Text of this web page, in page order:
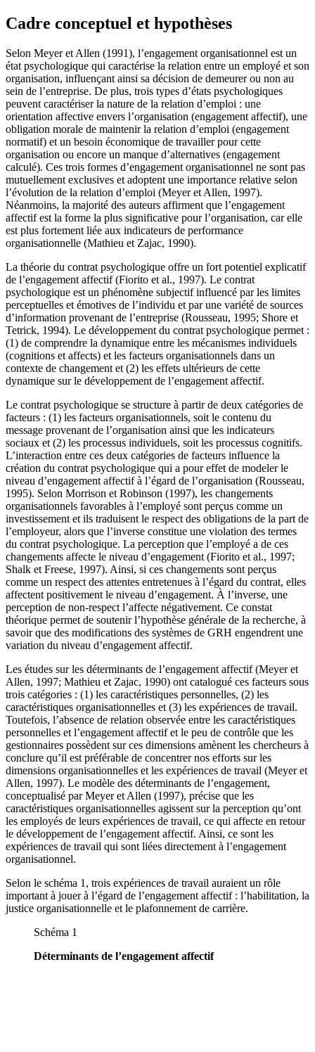
Cadre conceptuel et hypothèses
Selon Meyer et Allen (1991), l’engagement organisationnel est un
état psychologique qui caractérise la relation entre un employé et son
organisation, influençant ainsi sa décision de demeurer ou non au
sein de l’entreprise. De plus, trois types d’états psychologiques
peuvent caractériser la nature de la relation d’emploi : une
orientation affective envers l’organisation (engagement affectif), une
obligation morale de maintenir la relation d’emploi (engagement
normatif) et un besoin économique de travailler pour cette
organisation ou encore un manque d’alternatives (engagement
calculé). Ces trois formes d’engagement organisationnel ne sont pas
mutuellement exclusives et adoptent une importance relative selon
l’évolution de la relation d’emploi (Meyer et Allen, 1997).
Néanmoins, la majorité des auteurs affirment que l’engagement
affectif est la forme la plus significative pour l’organisation, car elle
est plus fortement liée aux indicateurs de performance
organisationnelle (Mathieu et Zajac, 1990).
La théorie du contrat psychologique offre un fort potentiel explicatif
de l’engagement affectif (Fiorito et al., 1997). Le contrat
psychologique est un phénomène subjectif influencé par les limites
perceptuelles et émotives de l’individu et par une variété de sources
d’information provenant de l’entreprise (Rousseau, 1995; Shore et
Tetrick, 1994). Le développement du contrat psychologique permet :
(1) de comprendre la dynamique entre les mécanismes individuels
(cognitions et affects) et les facteurs organisationnels dans un
contexte de changement et (2) les effets ultérieurs de cette
dynamique sur le développement de l’engagement affectif.
Le contrat psychologique se structure à partir de deux catégories de
facteurs : (1) les facteurs organisationnels, soit le contenu du
message provenant de l’organisation ainsi que les indicateurs
sociaux et (2) les processus individuels, soit les processus cognitifs.
L’interaction entre ces deux catégories de facteurs influence la
création du contrat psychologique qui a pour effet de modeler le
niveau d’engagement affectif à l’égard de l’organisation (Rousseau,
1995). Selon Morrison et Robinson (1997), les changements
organisationnels favorables à l’employé sont perçus comme un
investissement et ils traduisent le respect des obligations de la part de
l’employeur, alors que l’inverse constitue une violation des termes
du contrat psychologique. La perception que l’employé a de ces
changements affecte le niveau d’engagement (Fiorito et al., 1997;
Shalk et Freese, 1997). Ainsi, si ces changements sont perçus
comme un respect des attentes entretenues à l’égard du contrat, elles
affectent positivement le niveau d’engagement. À l’inverse, une
perception de non-respect l’affecte négativement. Ce constat
théorique permet de soutenir l’hypothèse générale de la recherche, à
savoir que des modifications des systèmes de GRH engendrent une
variation du niveau d’engagement affectif.
Les études sur les déterminants de l’engagement affectif (Meyer et
Allen, 1997; Mathieu et Zajac, 1990) ont catalogué ces facteurs sous
trois catégories : (1) les caractéristiques personnelles, (2) les
caractéristiques organisationnelles et (3) les expériences de travail.
Toutefois, l’absence de relation observée entre les caractéristiques
personnelles et l’engagement affectif et le peu de contrôle que les
gestionnaires possèdent sur ces dimensions amènent les chercheurs à
conclure qu’il est préférable de concentrer nos efforts sur les
dimensions organisationnelles et les expériences de travail (Meyer et
Allen, 1997). Le modèle des déterminants de l’engagement,
conceptualisé par Meyer et Allen (1997), précise que les
caractéristiques organisationnelles agissent sur la perception qu’ont
les employés de leurs expériences de travail, ce qui affecte en retour
le développement de l’engagement affectif. Ainsi, ce sont les
expériences de travail qui sont liées directement à l’engagement
organisationnel.
Selon le schéma 1, trois expériences de travail auraient un rôle
important à jouer à l’égard de l’engagement affectif : l’habilitation, la
justice organisationnelle et le plafonnement de carrière.
Schéma 1
Déterminants de l’engagement affectif